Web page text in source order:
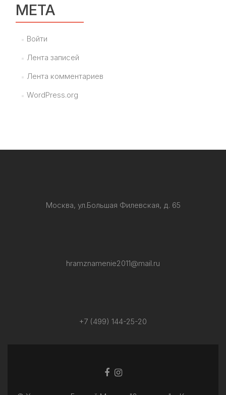
МЕТА
Войти
Лента записей
Лента комментариев
WordPress.org
Москва, ул.Большая Филевская, д. 65
hramznamenie2011@mail.ru
+7 (499) 144-25-20
Facebook
Ссылка